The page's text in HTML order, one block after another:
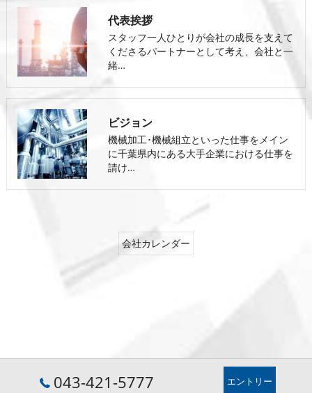
代表挨拶
スタッフ一人ひとりが会社の成長を支えて
くださるパートナーとして考え、会社と一
緒…
ビジョン
機械加工･機械組立といった仕事をメイン
に千葉県内にある大手企業における仕事を
請け…
会社カレンダー
043-421-5777 エントリー